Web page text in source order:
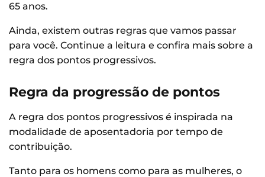
65 anos.
Ainda, existem outras regras que vamos passar
para você. Continue a leitura e confira mais sobre a
regra dos pontos progressivos.
Regra da progressão de pontos
A regra dos pontos progressivos é inspirada na
modalidade de aposentadoria por tempo de
contribuição.
Tanto para os homens como para as mulheres, o